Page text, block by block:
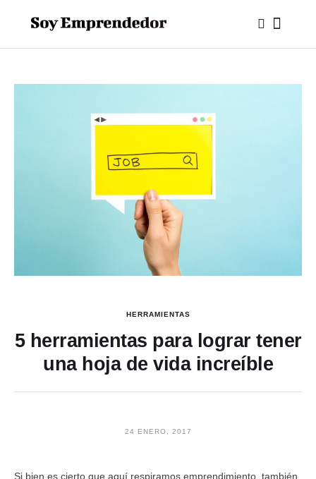
HERRAMIENTAS
5 herramientas para lograr tener
una hoja de vida increíble
24 ENERO, 2017
Si bien es cierto que aquí respiramos emprendimiento, también